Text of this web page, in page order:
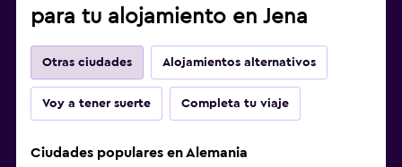
para tu alojamiento en Jena
Otras ciudades Alojamientos alternativos
Voy a tener suerte Completa tu viaje
Ciudades populares en Alemania